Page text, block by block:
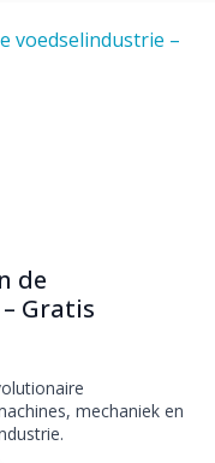
de
Gratis
mechaniek en